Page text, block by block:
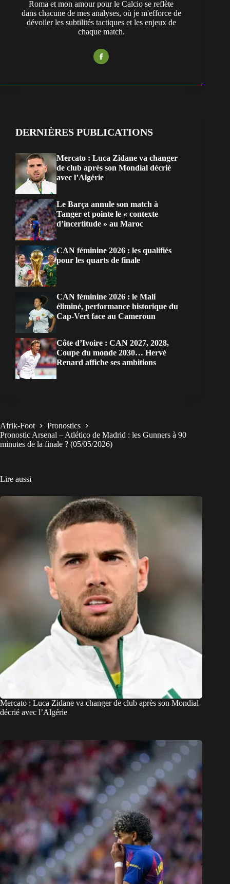
Roma et mon amour pour le Calcio se reflète
dans chacune de mes analyses, où je m'efforce de
dévoiler les subtilités tactiques et les enjeux de
chaque match.
DERNIÈRES PUBLICATIONS
Mercato : Luca Zidane va changer
de club après son Mondial décrié
avec l’Algérie
Le Barça annule son match à
Tanger et pointe le « contexte
d’incertitude » au Maroc
CAN féminine 2026 : les qualifiés
pour les quarts de finale
CAN féminine 2026 : le Mali
éliminé, performance historique du
Cap-Vert face au Cameroun
Côte d’Ivoire : CAN 2027, 2028,
Coupe du monde 2030… Hervé
Renard affiche ses ambitions
Afrik-Foot
Pronostics
Pronostic Arsenal – Atlético de Madrid : les Gunners à 90
minutes de la finale ? (05/05/2026)
Lire aussi
Mercato : Luca Zidane va changer de club après son Mondial
décrié avec l’Algérie